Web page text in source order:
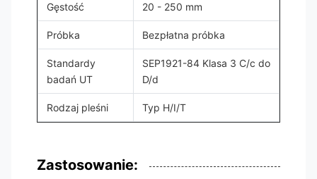
Gęstość 20 - 250 mm
Próbka Bezpłatna próbka
Standardy
badań UT
SEP1921-84 Klasa 3 C/c do
D/d
Rodzaj pleśni Typ H/I/T
Zastosowanie: